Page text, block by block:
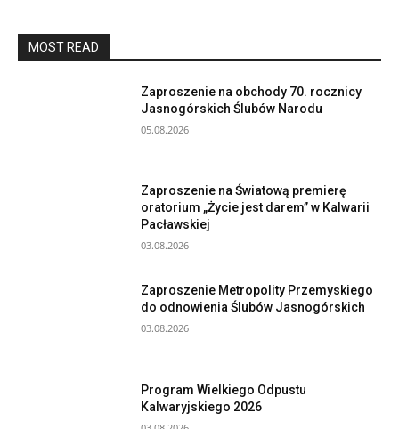
MOST READ
Zaproszenie na obchody 70. rocznicy
Jasnogórskich Ślubów Narodu
05.08.2026
Zaproszenie na Światową premierę
oratorium „Życie jest darem” w Kalwarii
Pacławskiej
03.08.2026
Zaproszenie Metropolity Przemyskiego
do odnowienia Ślubów Jasnogórskich
03.08.2026
Program Wielkiego Odpustu
Kalwaryjskiego 2026